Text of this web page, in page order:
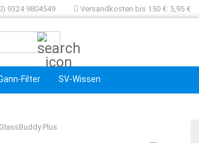
9324 9804549 Versandkosten bis 150 €: 5,95 €
Filter SV-Wissen
Plus